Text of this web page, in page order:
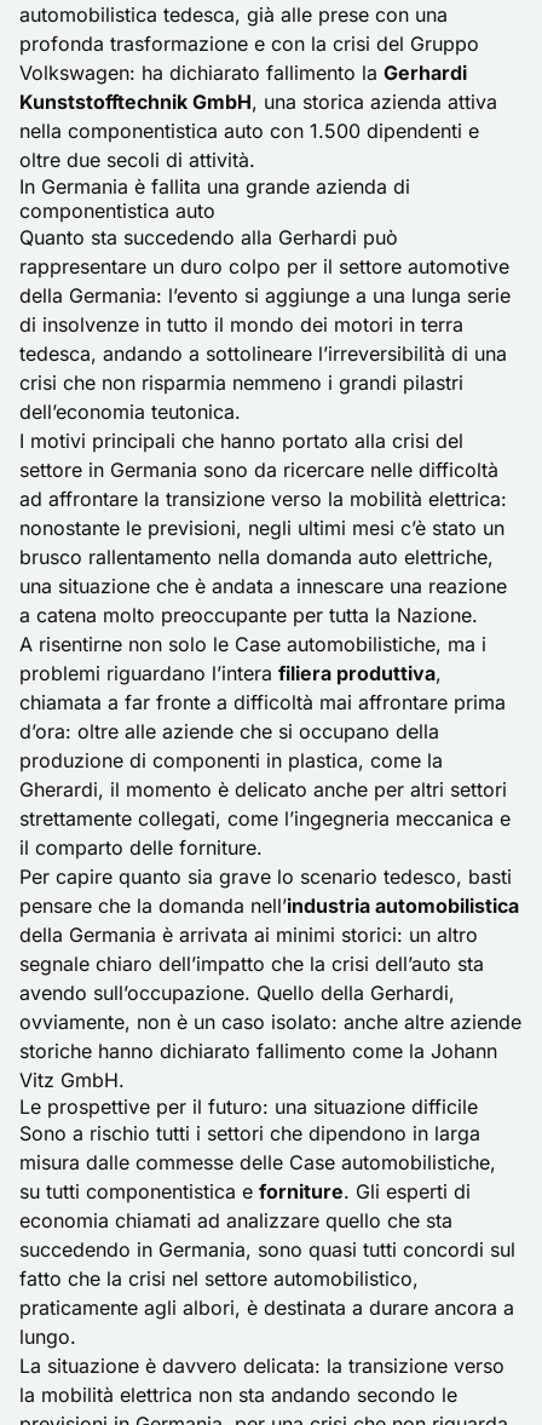
automobilistica tedesca, già alle prese con una
profonda trasformazione e con la crisi del Gruppo
Volkswagen: ha dichiarato fallimento la Gerhardi
Kunststofftechnik GmbH, una storica azienda attiva
nella componentistica auto con 1.500 dipendenti e
oltre due secoli di attività.
In Germania è fallita una grande azienda di
componentistica auto
Quanto sta succedendo alla Gerhardi può
rappresentare un duro colpo per il settore automotive
della Germania: l’evento si aggiunge a una lunga serie
di insolvenze in tutto il mondo dei motori in terra
tedesca, andando a sottolineare l’irreversibilità di una
crisi che non risparmia nemmeno i grandi pilastri
dell’economia teutonica.
I motivi principali che hanno portato alla crisi del
settore in Germania sono da ricercare nelle difficoltà
ad affrontare la transizione verso la mobilità elettrica:
nonostante le previsioni, negli ultimi mesi c’è stato un
brusco rallentamento nella domanda auto elettriche,
una situazione che è andata a innescare una reazione
a catena molto preoccupante per tutta la Nazione.
A risentirne non solo le Case automobilistiche, ma i
problemi riguardano l’intera filiera produttiva,
chiamata a far fronte a difficoltà mai affrontare prima
d’ora: oltre alle aziende che si occupano della
produzione di componenti in plastica, come la
Gherardi, il momento è delicato anche per altri settori
strettamente collegati, come l’ingegneria meccanica e
il comparto delle forniture.
Per capire quanto sia grave lo scenario tedesco, basti
pensare che la domanda nell’industria automobilistica
della Germania è arrivata ai minimi storici: un altro
segnale chiaro dell’impatto che la crisi dell’auto sta
avendo sull’occupazione. Quello della Gerhardi,
ovviamente, non è un caso isolato: anche altre aziende
storiche hanno dichiarato fallimento come la Johann
Vitz GmbH.
Le prospettive per il futuro: una situazione difficile
Sono a rischio tutti i settori che dipendono in larga
misura dalle commesse delle Case automobilistiche,
su tutti componentistica e forniture. Gli esperti di
economia chiamati ad analizzare quello che sta
succedendo in Germania, sono quasi tutti concordi sul
fatto che la crisi nel settore automobilistico,
praticamente agli albori, è destinata a durare ancora a
lungo.
La situazione è davvero delicata: la transizione verso
la mobilità elettrica non sta andando secondo le